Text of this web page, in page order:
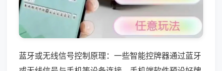
蓝牙或无线信号控制原理：一些智能控牌器通过蓝牙